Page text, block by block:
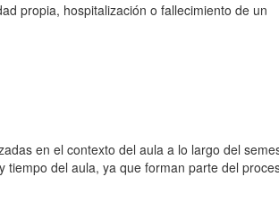
propia, hospitalización o fallecimiento de un
en el contexto del aula a lo largo del
del aula, ya que forman parte del